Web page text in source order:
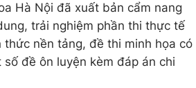
Hà Nội đã xuất bản cẩm nang
trải nghiệm phần thi thực tế
thức nền tảng, đề thi minh họa có
đề ôn luyện kèm đáp án chi